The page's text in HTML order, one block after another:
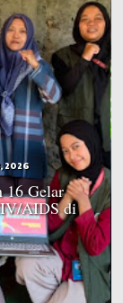
2026
16 Gelar
AIDS di